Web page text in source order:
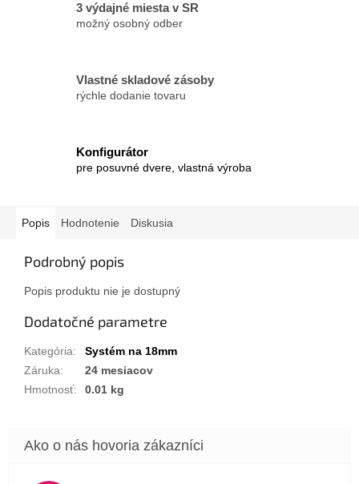
3 výdajné miesta v SR
možný osobný odber
Vlastné skladové zásoby
rýchle dodanie tovaru
Konfigurátor
pre posuvné dvere, vlastná výroba
Popis Hodnotenie Diskusia
Podrobný popis
Popis produktu nie je dostupný
Dodatočné parametre
Kategória:
Systém na 18mm
Záruka:
24 mesiacov
Hmotnosť: 0.01 kg